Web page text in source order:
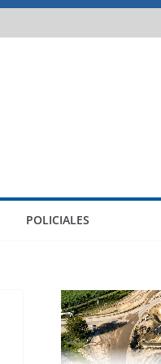
POLICIALES